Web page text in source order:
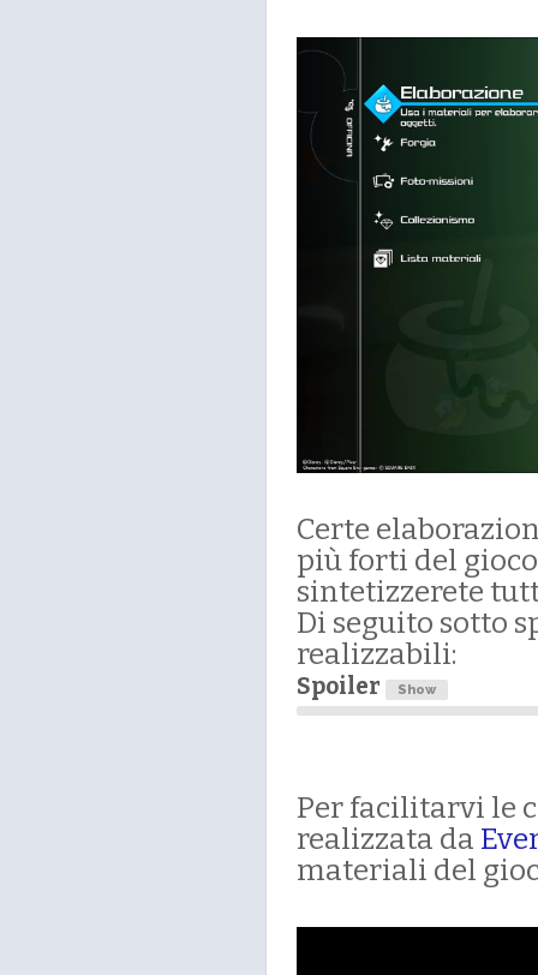
Certe
più forti del
sintetizzerete
Di seguito sotto
realizzabili:
Spoiler
Per facilitarvi le
realizzata da
materiali del